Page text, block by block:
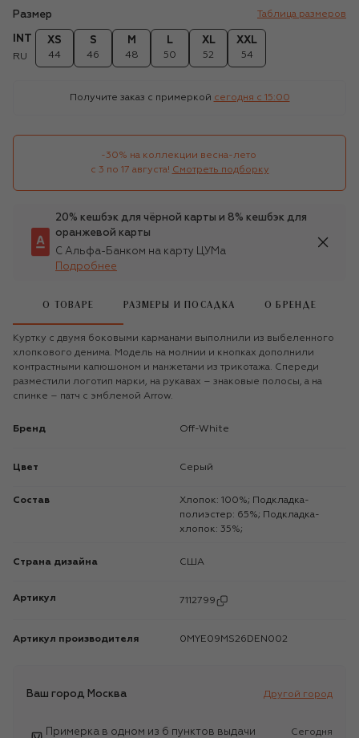
Размер Таблица размеров
INT
RU
XS
44
S
46
M
48
L
50
XL
52
XXL
54
Получите заказ с примеркой сегодня c 15:00
-30% на коллекции весна-лето
с 3 по 17 августа! Смотреть подборку
20% кешбэк для чёрной карты и 8% кешбэк для
оранжевой карты
С Альфа-Банком на карту ЦУМа
Подробнее
О ТОВАРЕ РАЗМЕРЫ И ПОСАДКА О БРЕНДЕ
Куртку с двумя боковыми карманами выполнили из выбеленного
хлопкового денима. Модель на молнии и кнопках дополнили
контрастными капюшоном и манжетами из трикотажа. Спереди
разместили логотип марки, на рукавах – знаковые полосы, а на
спинке – патч с эмблемой Arrow.
Бренд Off-White
Цвет Серый
Состав
Хлопок: 100%; Подкладка-
полиэстер: 65%; Подкладка-
хлопок: 35%;
Страна дизайна США
Артикул 7112799
Артикул производителя 0MYE09MS26DEN002
Ваш город Москва Другой город
Примерка в одном из 6 пунктов выдачи
Сегодня